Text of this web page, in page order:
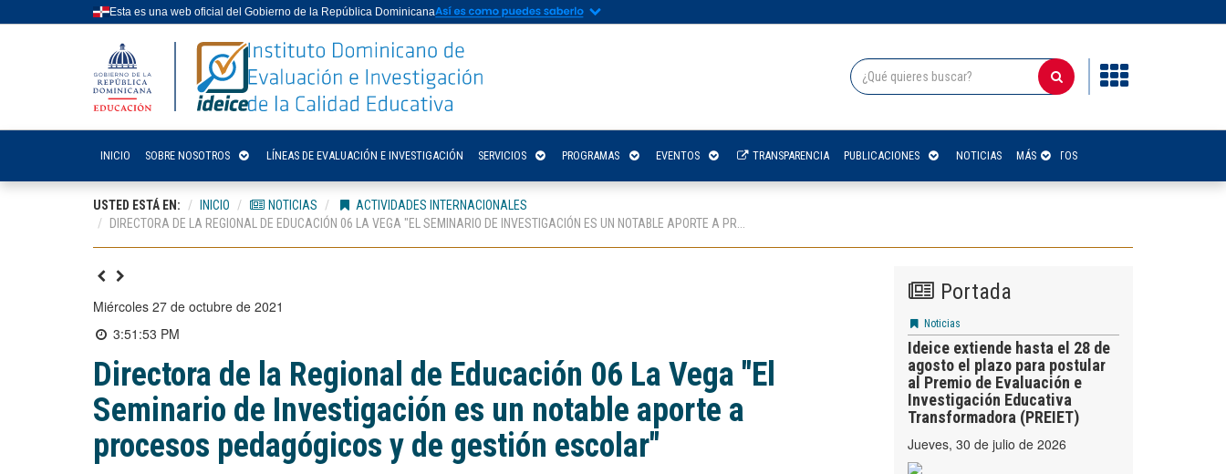
Esta es una web oficial del Gobierno de la República Dominicana
INICIO SOBRE NOSOTROS LÍNEAS DE EVALUACIÓN E INVESTIGACIÓN SERVICIOS PROGRAMAS EVENTOS TRANSPARENCIA PUBLICACIONES NOTICIAS CONTACTOS
MÁS
USTED ESTÁ EN: INICIO NOTICIAS
ACTIVIDADES INTERNACIONALES
DIRECTORA DE LA REGIONAL DE EDUCACIÓN 06 LA VEGA "EL SEMINARIO DE INVESTIGACIÓN ES UN NOTABLE APORTE A PR...
miércoles 27 de octubre de 2021
3:51:53 PM
Directora de la Regional de Educación 06 La Vega "El
Seminario de Investigación es un notable aporte a
procesos pedagógicos y de gestión escolar"
Portada
Noticias
Ideice extiende hasta el 28 de
agosto el plazo para postular
al Premio de Evaluación e
Investigación Educativa
Transformadora (PREIET)
jueves, 30 de julio de 2026